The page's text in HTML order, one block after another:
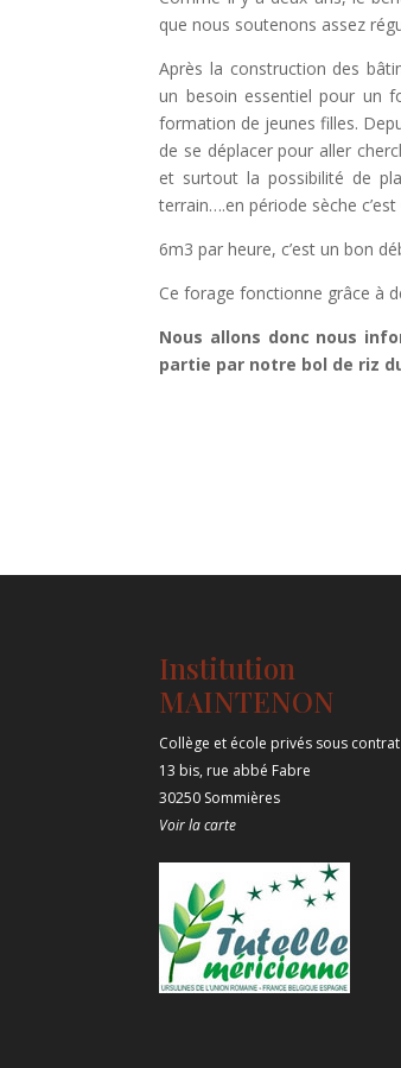
que nous soutenons assez
Après la construction des
un besoin essentiel pour un
formation de jeunes filles.
de se déplacer pour aller
et surtout la possibilité de
terrain….en période sèche
6m3 par heure, c’est un bon
Ce forage fonctionne grâce à
Nous allons donc nous
partie par notre bol de riz
Institution
MAINTENON
Collège et école privés sous contrat
13 bis, rue abbé Fabre
30250 Sommières
Voir la carte